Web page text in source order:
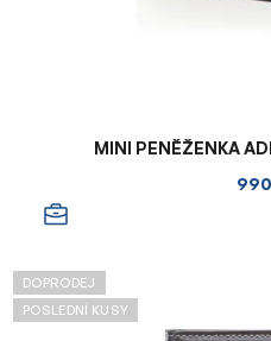
MINI PENĚŽENKA
DOPRODEJ
POSLEDNÍ KUSY